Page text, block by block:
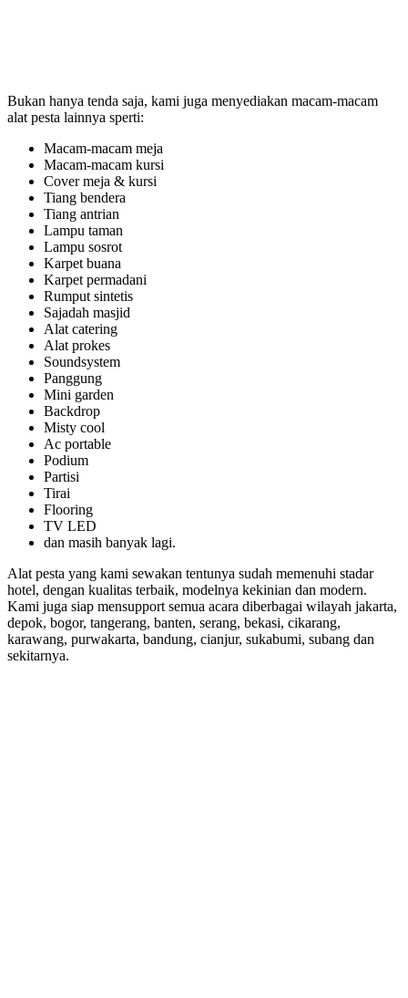
Bukan hanya tenda saja, kami juga menyediakan macam-macam
alat pesta lainnya sperti:
Macam-macam meja
Macam-macam kursi
Cover meja & kursi
Tiang bendera
Tiang antrian
Lampu taman
Lampu sosrot
Karpet buana
Karpet permadani
Rumput sintetis
Sajadah masjid
Alat catering
Alat prokes
Soundsystem
Panggung
Mini garden
Backdrop
Misty cool
Ac portable
Podium
Partisi
Tirai
Flooring
TV LED
dan masih banyak lagi.
Alat pesta yang kami sewakan tentunya sudah memenuhi stadar
hotel, dengan kualitas terbaik, modelnya kekinian dan modern.
Kami juga siap mensupport semua acara diberbagai wilayah jakarta,
depok, bogor, tangerang, banten, serang, bekasi, cikarang,
karawang, purwakarta, bandung, cianjur, sukabumi, subang dan
sekitarnya.